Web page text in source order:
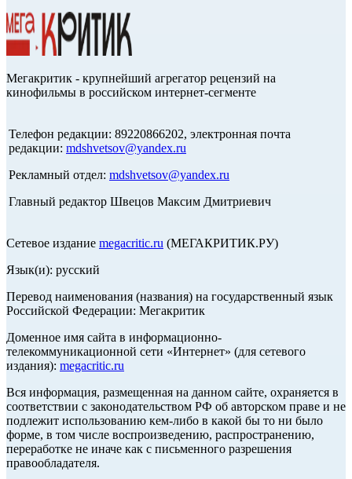
Мегакритик - крупнейший агрегатор рецензий на
кинофильмы в российском интернет-сегменте
Телефон редакции: 89220866202, электронная почта
редакции: mdshvetsov@yandex.ru
Рекламный отдел: mdshvetsov@yandex.ru
Главный редактор Швецов Максим Дмитриевич
Сетевое издание megacritic.ru (МЕГАКРИТИК.РУ)
Язык(и): русский
Перевод наименования (названия) на государственный язык
Российской Федерации: Мегакритик
Доменное имя сайта в информационно-
телекоммуникационной сети «Интернет» (для сетевого
издания): megacritic.ru
Вся информация, размещенная на данном сайте, охраняется в
соответствии с законодательством РФ об авторском праве и не
подлежит использованию кем-либо в какой бы то ни было
форме, в том числе воспроизведению, распространению,
переработке не иначе как с письменного разрешения
правообладателя.